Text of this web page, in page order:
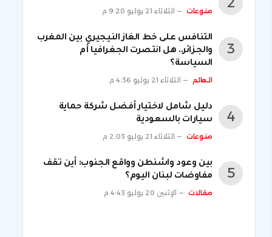
منوعات الثلاثاء 21 يوليو 9:20 م
التنافس على خط الغاز النيجيري بين المغرب
والجزائر.. هل انتصرت الجغرافيا أم
السياسة؟
العالم الثلاثاء 21 يوليو 4:36 م
دليل شامل لاختيار أفضل شركة حماية
سيارات بالسعودية
منوعات الثلاثاء 21 يوليو 2:03 م
بين وعود واشنطن وواقع الجنوب: أين تقف
مفاوضات لبنان اليوم؟
مقالات الإثنين 20 يوليو 4:43 م